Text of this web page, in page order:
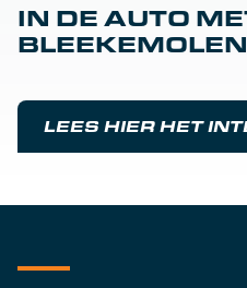
IN DE AUTO
BLEEKEMOLEN
LEES HIER HET